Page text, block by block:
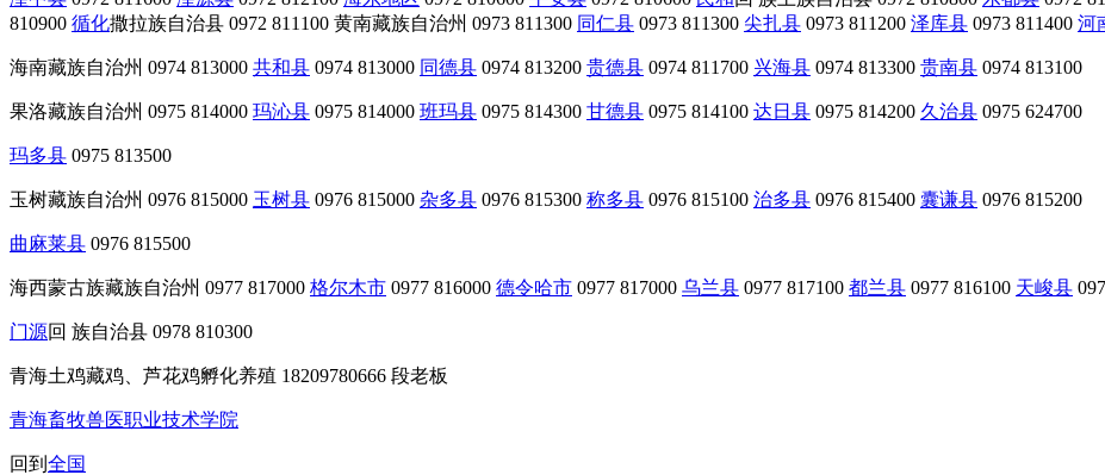
810900 循化撒拉族自治县 0972 811100 黄南藏族自治州 0973 811300 同仁县 0973 811300 尖扎县 0973 811200 泽库县 0973 811400 河
海南藏族自治州 0974 813000 共和县 0974 813000 同德县 0974 813200 贵德县 0974 811700 兴海县 0974 813300 贵南县 0974 813100
果洛藏族自治州 0975 814000 玛沁县 0975 814000 班玛县 0975 814300 甘德县 0975 814100 达日县 0975 814200 久治县 0975 624700
玛多县 0975 813500
玉树藏族自治州 0976 815000 玉树县 0976 815000 杂多县 0976 815300 称多县 0976 815100 治多县 0976 815400 囊谦县 0976 815200
曲麻莱县 0976 815500
海西蒙古族藏族自治州 0977 817000 格尔木市 0977 816000 德令哈市 0977 817000 乌兰县 0977 817100 都兰县 0977 816100 天峻县
门源回 族自治县 0978 810300
青海土鸡藏鸡、芦花鸡孵化养殖 18209780666 段老板
青海畜牧兽医职业技术学院
回到 全国